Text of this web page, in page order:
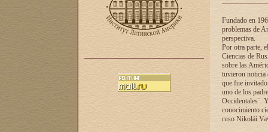
Fundado en
problemas de
perspectiva.
Por otra parte,
Ciencias de
sobre las
tuvieron noticia
que fue
uno de los
Occidentales¨.
conocimiento
ruso Nikolái